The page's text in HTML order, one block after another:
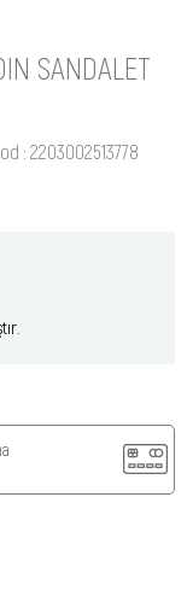
SANDALET
: 2203002513778